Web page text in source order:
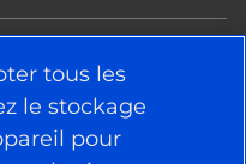
tous les
le stockage
pour